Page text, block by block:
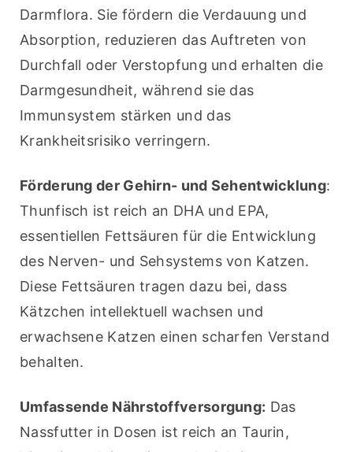
Darmflora. Sie fördern die Verdauung und
Absorption, reduzieren das Auftreten von
Durchfall oder Verstopfung und erhalten die
Darmgesundheit, während sie das
Immunsystem stärken und das
Krankheitsrisiko verringern.
Förderung der Gehirn- und Sehentwicklung:
Thunfisch ist reich an DHA und EPA,
essentiellen Fettsäuren für die Entwicklung
des Nerven- und Sehsystems von Katzen.
Diese Fettsäuren tragen dazu bei, dass
Kätzchen intellektuell wachsen und
erwachsene Katzen einen scharfen Verstand
behalten.
Umfassende Nährstoffversorgung: Das
Nassfutter in Dosen ist reich an Taurin,